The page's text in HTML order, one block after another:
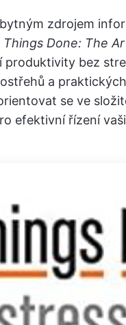
zdrojem
Things Done: The
produktivity bez
a
se ve
efektivní řízení